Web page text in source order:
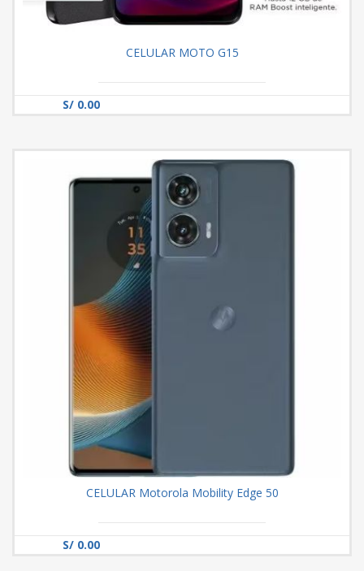
CELULAR MOTO G15
S/ 0.00
CELULAR Motorola Mobility Edge 50
S/ 0.00